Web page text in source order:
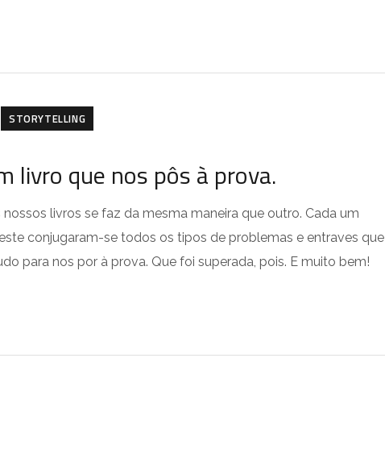
STORYTELLING
livro que nos pôs à prova.
livros se faz da mesma maneira que outro. Cada um
conjugaram-se todos os tipos de problemas e entraves que
para nos por à prova. Que foi superada, pois. E muito bem!